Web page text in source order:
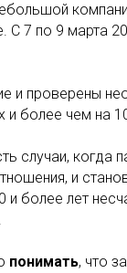
С 7 по 9 марта
и проверены
и более чем на
случаи, когда
и
и более лет
понимать, что